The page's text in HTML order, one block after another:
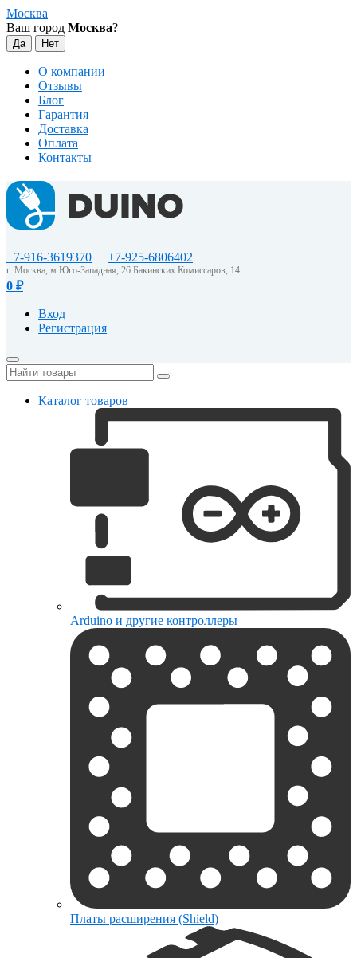
Москва
Ваш город Москва?
О компании
Отзывы
Блог
Гарантия
Доставка
Оплата
Контакты
+7-916-3619370 +7-925-6806402
г. Москва, м.Юго-Западная, 26 Бакинских Комиссаров, 14
0 ₽
Вход
Регистрация
Каталог товаров
Arduino и другие контроллеры
Платы расширения (Shield)